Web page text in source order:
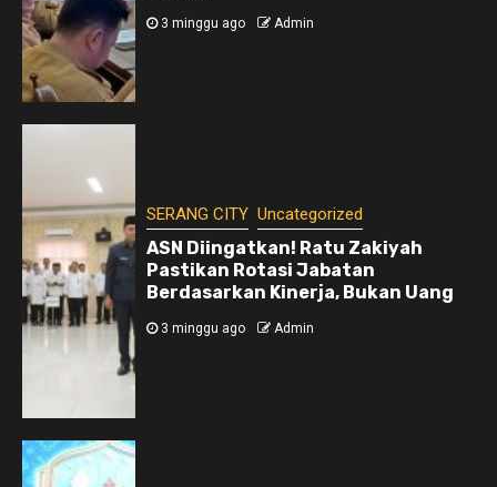
3 minggu ago Admin
SERANG CITY Uncategorized
ASN Diingatkan! Ratu Zakiyah
Pastikan Rotasi Jabatan
Berdasarkan Kinerja, Bukan Uang
3 minggu ago Admin